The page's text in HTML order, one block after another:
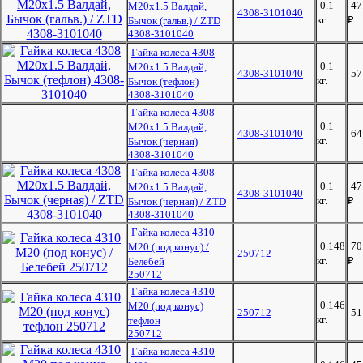
М20х1.5 Валдай,
Бычок (гальв.) / ZTD
4308-3101040
4308-3101040
0.1
кг.
₽
Гайка колеса 4308
М20х1.5 Валдай,
Бычок (тефлон)
4308-3101040
4308-3101040
0.1
кг.
Гайка колеса 4308
М20х1.5 Валдай,
Бычок (черная)
4308-3101040
4308-3101040
0.1
кг.
Гайка колеса 4308
М20х1.5 Валдай,
Бычок (черная) / ZTD
4308-3101040
4308-3101040
0.1
кг.
₽
Гайка колеса 4310
М20 (под конус) /
Белебей
250712
250712
0.148
кг.
₽
Гайка колеса 4310
М20 (под конус)
тефлон
250712
250712
0.146
кг.
Гайка колеса 4310